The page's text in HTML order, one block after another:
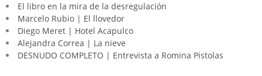
El libro en la mira de la desregulación
Marcelo Rubio | El llovedor
Diego Meret | Hotel Acapulco
Alejandra Correa | La nieve
DESNUDO COMPLETO | Entrevista a Romina Pistolas